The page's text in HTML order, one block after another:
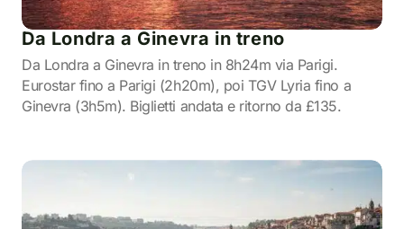
Da Londra a Ginevra in treno
Da Londra a Ginevra in treno in 8h24m via Parigi.
Eurostar fino a Parigi (2h20m), poi TGV Lyria fino a
Ginevra (3h5m). Biglietti andata e ritorno da £135.